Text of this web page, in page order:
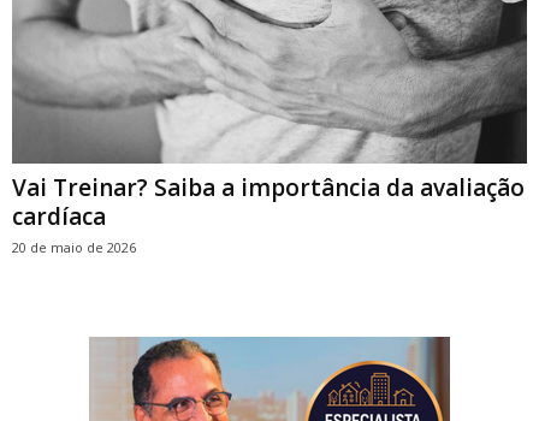
Vai Treinar? Saiba a importância da avaliação
cardíaca
20 de maio de 2026